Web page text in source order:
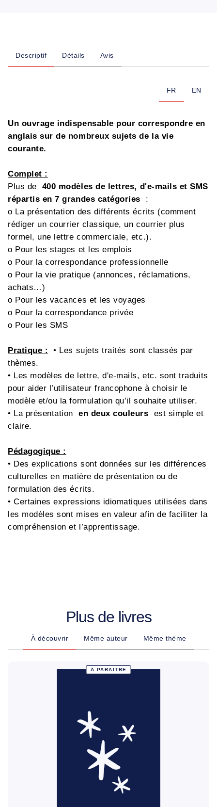
Descriptif Détails Avis
FR EN
Un ouvrage indispensable pour correspondre en
anglais sur de nombreux sujets de la vie
courante.
Complet :
Plus de 400 modèles de lettres, d'e-mails et SMS
répartis en 7 grandes catégories :
o La présentation des différents écrits (comment
rédiger un courrier classique, un courrier plus
formel, une lettre commerciale, etc.).
o Pour les stages et les emplois
o Pour la correspondance professionnelle
o Pour la vie pratique (annonces, réclamations,
achats…)
o Pour les vacances et les voyages
o Pour la correspondance privée
o Pour les SMS
Pratique :
• Les sujets traités sont classés par
thèmes.
• Les modèles de lettre, d'e-mails, etc. sont traduits
pour aider l’utilisateur francophone à choisir le
modèle et/ou la formulation qu’il souhaite utiliser.
• La présentationen deux couleurs est simple et
claire.
Pédagogique :
• Des explications sont données sur les différences
culturelles en matière de présentation ou de
formulation des écrits.
• Certaines expressions idiomatiques utilisées dans
les modèles sont mises en valeur afin de faciliter la
compréhension et l’apprentissage.
Plus de livres
À découvrir Même auteur Même thème
À PARAÎTRE